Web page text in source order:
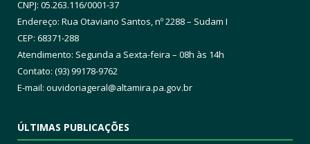
CNPJ: 05.263.116/0001-37
Endereço: Rua Otaviano Santos, nº 2288 – Sudam I
CEP: 68371-288
Atendimento: Segunda a Sexta-feira – 08h às 14h
Contato: (93) 99178-9762
E-mail: ouvidoriageral@altamira.pa.gov.br
ÚLTIMAS PUBLICAÇÕES